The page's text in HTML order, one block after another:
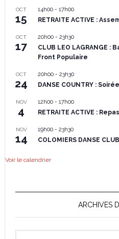
OCT
15
14h00- 17h00
RETRAITE ACTIVE :
OCT
17
20h00- 23h30
CLUB LEO LAGRANGE :
Front Populaire
OCT
24
20h00- 23h30
DANSE COUNTRY :
NOV
4
12h00- 17h00
RETRAITE ACTIVE :
NOV
14
19h00- 23h30
COLOMIERS DANSE
Voir le calendrier
ARCHIVES